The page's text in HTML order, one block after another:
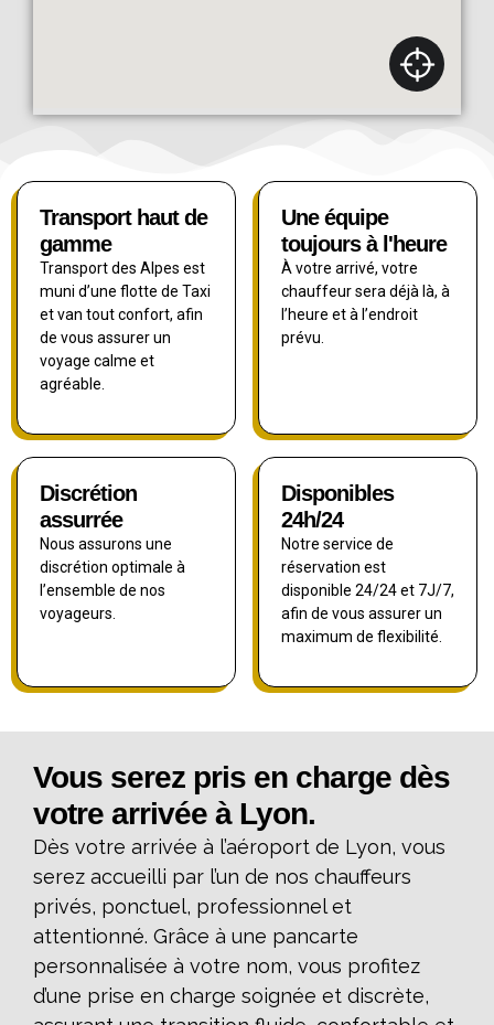
Transport haut de
gamme
Transport des Alpes est
muni d’une flotte de Taxi
et van tout confort, afin
de vous assurer un
voyage calme et
agréable.
Une équipe
toujours à l'heure
À votre arrivé, votre
chauffeur sera déjà là, à
l’heure et à l’endroit
prévu.
Discrétion
assurrée
Nous assurons une
discrétion optimale à
l’ensemble de nos
voyageurs.
Disponibles
24h/24
Notre service de
réservation est
disponible 24/24 et 7J/7,
afin de vous assurer un
maximum de flexibilité.
Vous serez pris en charge dès
votre arrivée à Lyon.
Dès votre arrivée à l’aéroport de Lyon, vous
serez accueilli par l’un de nos chauffeurs
privés, ponctuel, professionnel et
attentionné. Grâce à une pancarte
personnalisée à votre nom, vous profitez
d’une prise en charge soignée et discrète,